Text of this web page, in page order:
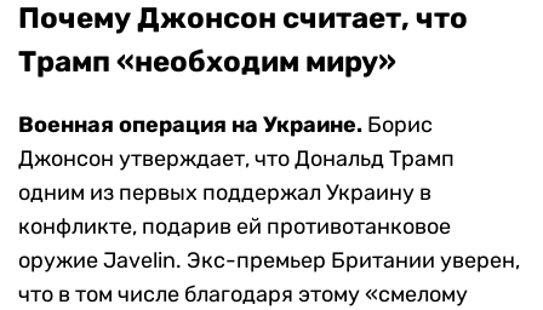
Почему Джонсон считает, что
Трамп «необходим миру»
Военная операция на Украине. Борис
Джонсон утверждает, что Дональд Трамп
одним из первых поддержал Украину в
конфликте, подарив ей противотанковое
оружие Javelin. Экс-премьер Британии уверен,
что в том числе благодаря этому «смелому